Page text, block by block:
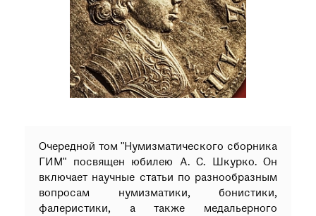
Опрос о качестве работы музея
Просим вас пройти опрос
о качестве работы музея. Ваше
мнение поможет нам стать лучше!
Очередной том "Нумизматического сборника
ГИМ" посвящен юбилею А. С. Шкурко. Он
включает научные статьи по разнообразным
вопросам нумизматики, бонистики,
фалеристики, а также медальерного